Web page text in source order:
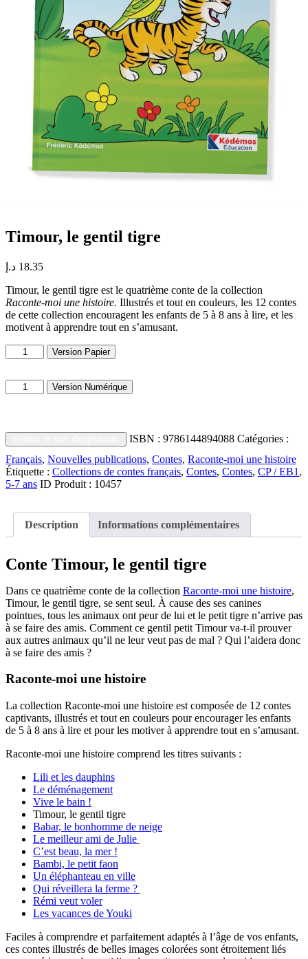
Timour, le gentil tigre
18.35 د.إ
Timour, le gentil tigre est le quatrième conte de la collection
Raconte-moi une histoire. Illustrés et tout en couleurs, les 12 contes
de cette collection encouragent les enfants de 5 à 8 ans à lire, et les
motivent à apprendre tout en s’amusant.
quantité
de
Version Papier
quantité
de
gentil
tigre
Version Numérique
ISBN : 9786144894088 Catégories :
Français, Nouvelles publications, Contes, Raconte-moi une histoire
Étiquette : Collections de contes français, Contes, Contes, CP / EB1 ,
5-7 ans ID Produit : 10457
Description Informations complémentaires
Conte Timour, le gentil tigre
Dans ce quatrième conte de la collection Raconte-moi une histoire,
Timour, le gentil tigre, se sent seul. À cause des ses canines
pointues, tous les animaux ont peur de lui et le petit tigre n’arrive pas
à se faire des amis. Comment ce gentil petit Timour va-t-il prouver
aux autres animaux qu’il ne leur veut pas de mal ? Qui l’aidera donc
à se faire des amis ?
Raconte-moi une histoire
La collection Raconte-moi une histoire est composée de 12 contes
captivants, illustrés et tout en couleurs pour encourager les enfants
de 5 à 8 ans à lire et pour les motiver à apprendre tout en s’amusant.
Raconte-moi une histoire comprend les titres suivants :
Lili et les dauphins
Le déménagement
Vive le bain !
Timour, le gentil tigre
Babar, le bonhomme de neige
Le meilleur ami de Julie
C’est beau, la mer !
Bambi, le petit faon
Un éléphanteau en ville
Qui réveillera la ferme ?
Rémi veut voler
Les vacances de Youki
Faciles à comprendre et parfaitement adaptés à l’âge de vos enfants,
ces contes illustrés de belles images colorées sont étroitement liés